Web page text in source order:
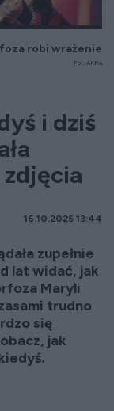
robi wrażenie
Fot. AKPA
i dziś
16.10.2025 13:44
zupełnie
lat widać, jak
Maryli
trudno
się
jak